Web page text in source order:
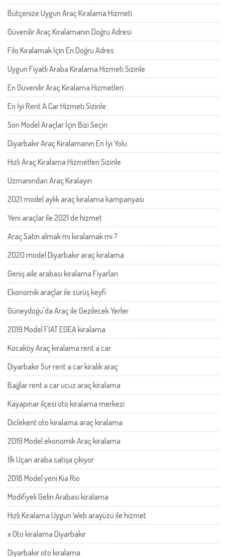
Bütçenize Uygun Araç Kiralama Hizmeti
Güvenilir Araç Kiralamanın Doğru Adresi
Filo Kiralamak İçin En Doğru Adres
Uygun Fiyatlı Araba Kiralama Hizmeti Sizinle
En Güvenilir Araç Kiralama Hizmetleri
En İyi Rent A Car Hizmeti Sizinle
Son Model Araçlar İçin Bizi Seçin
Diyarbakır Araç Kiralamanın En İyi Yolu
Hızlı Araç Kiralama Hizmetleri Sizinle
Uzmanından Araç Kiralayın
2021 model aylık araç kiralama kampanyası
Yeni araçlar ile 2021 de hizmet
Araç Satın almak mı kiralamak mi ?
2020 model Diyarbakır araç kiralama
Geniş aile arabası kiralama Fiyarları
Ekonomik araçlar ile sürüş keyfi
Güneydoğu'da Araç ile Gezilecek Yerler
2019 Model FİAT EGEA kiralama
Kocaköy Araç kiralama rent a car
Diyarbakır Sur rent a car kiralık araç
Bağlar rent a car ucuz araç kiralama
Kayapınar ilçesi oto kiralama merkezi
Diclekent oto kiralama araç kiralama
2019 Model ekonomik Araç kiralama
İlk Uçan araba satışa çıkıyor
2018 Model yeni Kia Rio
Modifiyeli Gelin Arabasi kiralama
Hızlı Kiralama Uygun Web arayüzü ile hizmet
x Oto kiralama Diyarbakır
Diyarbakır oto kiralama